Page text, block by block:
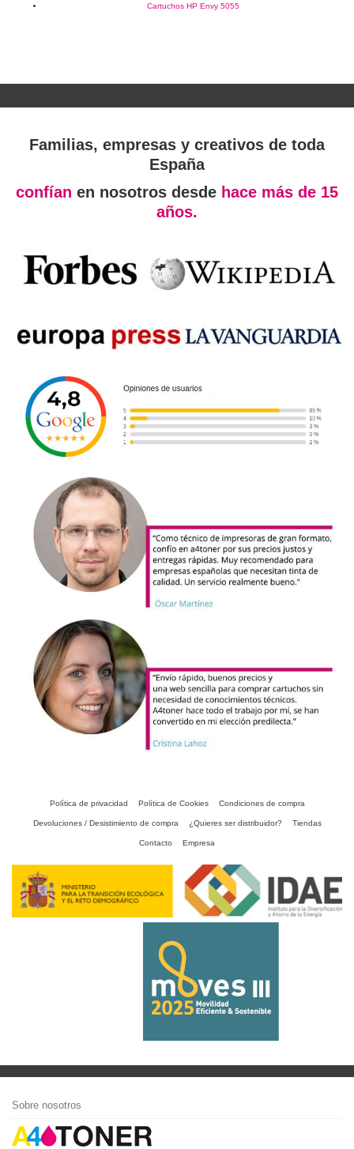
Cartuchos HP Envy 5055
Familias, empresas y creativos de toda
España
confían en nosotros desde hace más de 15
años.
Política de privacidad Política de Cookies Condiciones de compra
Devoluciones / Desistimiento de compra ¿Quieres ser distribuidor? Tiendas
Contacto Empresa
Sobre nosotros